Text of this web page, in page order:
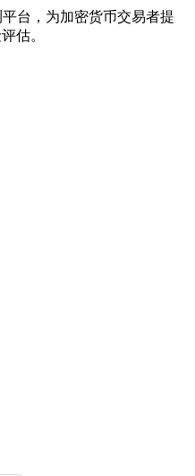
台，为加密货币交易者提
估。